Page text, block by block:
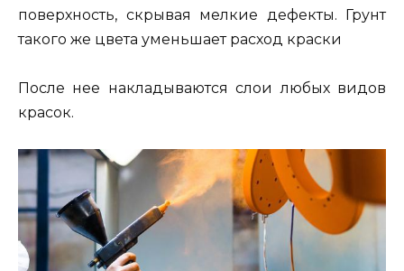
поверхность, скрывая мелкие дефекты. Грунт
такого же цвета уменьшает расход краски
После нее накладываются слои любых видов
красок.